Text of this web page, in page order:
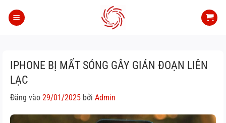
qua
IPHONE BỊ MẤT SÓNG GÂY GIÁN ĐOẠN LIÊN
LẠC
Đăng vào 29/01/2025 bởi Admin